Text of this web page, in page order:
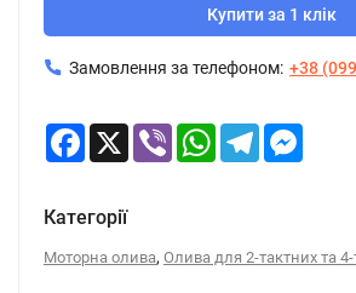
Купити за 1 клік
Замовлення за телефоном: +38
Facebook
X Viber WhatsApp
Telegram
Категорії
Моторна олива, Олива для 2-тактних та 4-